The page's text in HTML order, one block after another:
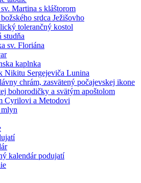
Martina s kláštorom
srdca Ježišovho
tolerančný kostol
studňa
sv. Floriána
kaplnka
Nikitu Sergejeviča Lunina
chrám, zasvätený počajevskej ikone
bohorodičky a svätým apoštolom
Cyrilovi a Metodovi
kalendár podujatí